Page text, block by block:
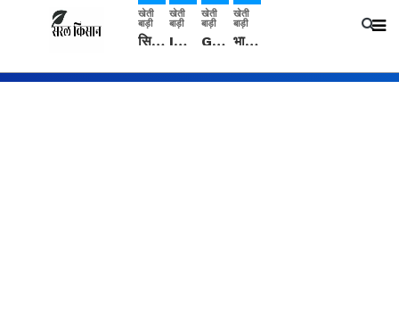
खेती
बाड़ी
सिरसा: कृषि विज्ञान केंद्र की बैठक में फसल बीमा विधि कारण व कृषि उद्यमिता बढ़ावा देने पर चर्चा
खेती
बाड़ी
IMD: राजस्थान में प्री-मानसून की सामान्य से 74% अधिक बारिश, दस्तक में देरी और मानसून कमजोर रहेगा
खेती
बाड़ी
Guar Ka Rate: ग्वार के भाव में हल्की बढ़ोतरी, बढ़ सकता है बुवाई का रकबा
खेती
बाड़ी
भारत में 29 मई से शुरु होगी प्री-मानसून बारिश, ECMWF विदेशी मौसम एजेंसी का पूर्वानुमान